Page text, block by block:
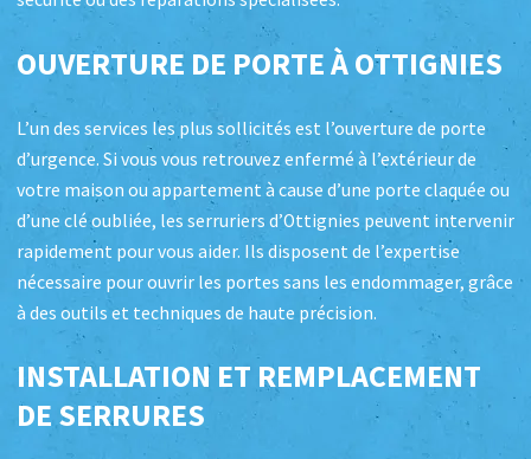
OUVERTURE DE PORTE À OTTIGNIES
L’un des services les plus sollicités est l’ouverture de porte
d’urgence. Si vous vous retrouvez enfermé à l’extérieur de
votre maison ou appartement à cause d’une porte claquée ou
d’une clé oubliée, les serruriers d’Ottignies peuvent intervenir
rapidement pour vous aider. Ils disposent de l’expertise
nécessaire pour ouvrir les portes sans les endommager, grâce
à des outils et techniques de haute précision.
INSTALLATION ET REMPLACEMENT
DE SERRURES